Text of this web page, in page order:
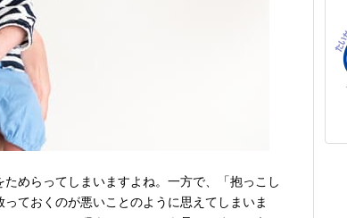
めらってしまいますよね。一方で、「抱っこし
ておくのが悪いことのように思えてしまいま